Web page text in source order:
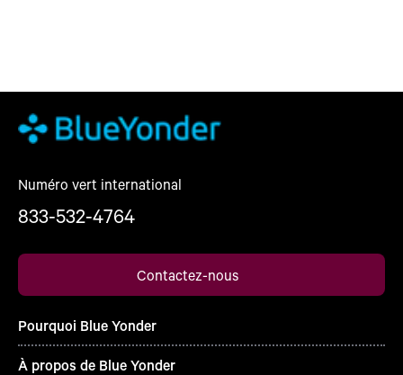
Numéro vert international
833-532-4764
Contactez-nous
Pourquoi Blue Yonder
À propos de Blue Yonder